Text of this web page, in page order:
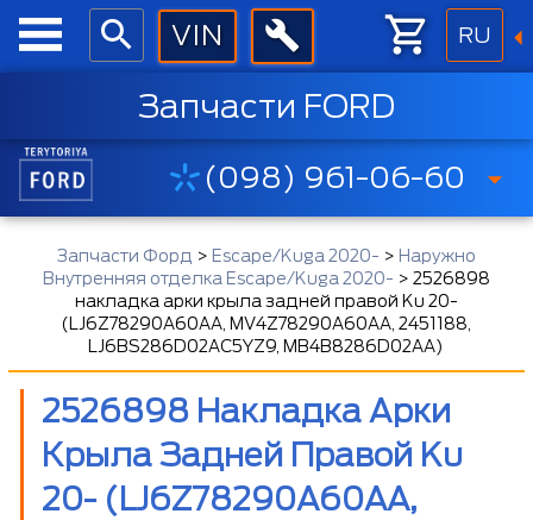
RU
Запчасти FORD
(098) 961-06-60
Запчасти Форд > Escape/Kuga 2020- > Наружно
Внутренняя отделка Escape/Kuga 2020- > 2526898
накладка арки крыла задней правой Ku 20-
(LJ6Z78290A60AA, MV4Z78290A60AA, 2451188,
LJ6BS286D02AC5YZ9, MB4B8286D02AA)
2526898 Накладка Арки
Крыла Задней Правой Ku
20- (LJ6Z78290A60AA,